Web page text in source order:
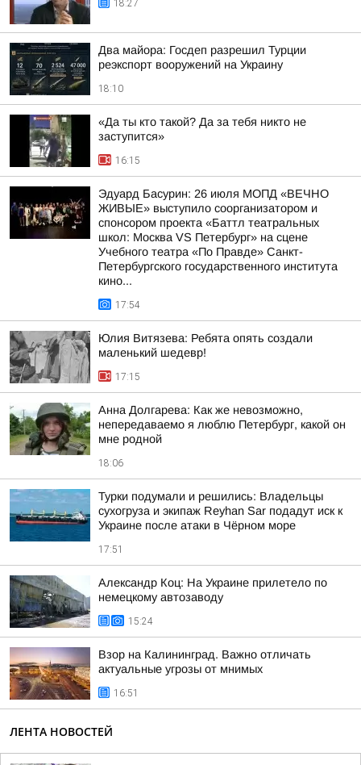
18:27
Два майора: Госдеп разрешил Турции
реэкспорт вооружений на Украину
18:10
«Да ты кто такой? Да за тебя никто не
заступится»
16:15
Эдуард Басурин: 26 июля МОПД «ВЕЧНО
ЖИВЫЕ» выступило соорганизатором и
спонсором проекта «Баттл театральных
школ: Москва VS Петербург» на сцене
Учебного театра «По Правде» Санкт-
Петербургского государственного института
кино...
17:54
Юлия Витязева: Ребята опять создали
маленький шедевр!
17:15
Анна Долгарева: Как же невозможно,
непередаваемо я люблю Петербург, какой он
мне родной
18:06
Турки подумали и решились: Владельцы
сухогруза и экипаж Reyhan Sar подадут иск к
Украине после атаки в Чёрном море
17:51
Александр Коц: На Украине прилетело по
немецкому автозаводу
15:24
Взор на Калининград. Важно отличать
актуальные угрозы от мнимых
16:51
ЛЕНТА НОВОСТЕЙ